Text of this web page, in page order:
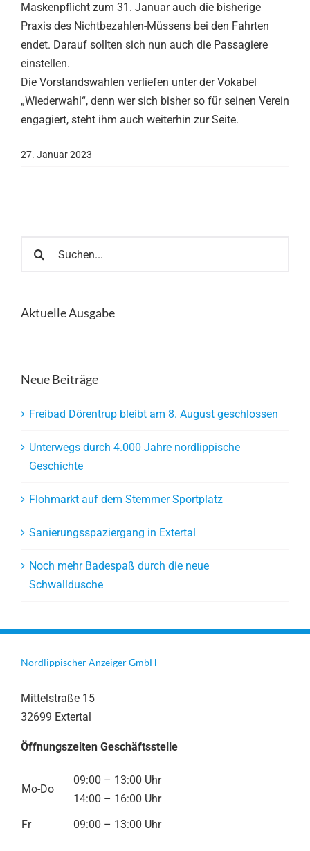
Maskenpflicht zum 31. Januar auch die bisherige
Praxis des Nichtbezahlen-Müssens bei den Fahrten
endet. Darauf sollten sich nun auch die Passagiere
einstellen.
Die Vorstandswahlen verliefen unter der Vokabel
„Wiederwahl“, denn wer sich bisher so für seinen Verein
engagiert, steht ihm auch weiterhin zur Seite.
27. Januar 2023
nach:
Aktuelle Ausgabe
Neue Beiträge
Freibad Dörentrup bleibt am 8. August geschlossen
Unterwegs durch 4.000 Jahre nordlippische
Geschichte
Flohmarkt auf dem Stemmer Sportplatz
Sanierungsspaziergang in Extertal
Noch mehr Badespaß durch die neue
Schwalldusche
Nordlippischer Anzeiger GmbH
Mittelstraße 15
32699 Extertal
Öffnungszeiten Geschäftsstelle
Mo-Do
09:00 – 13:00 Uhr
14:00 – 16:00 Uhr
Fr
09:00 – 13:00 Uhr